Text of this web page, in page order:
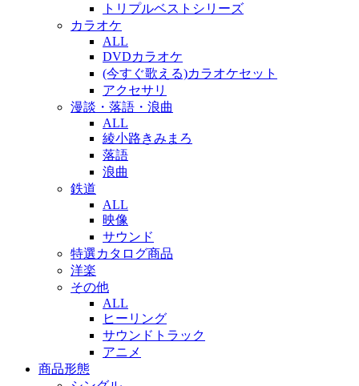
トリプルベストシリーズ
カラオケ
ALL
DVDカラオケ
(今すぐ歌える)カラオケセット
アクセサリ
漫談・落語・浪曲
ALL
綾小路きみまろ
落語
浪曲
鉄道
ALL
映像
サウンド
特選カタログ商品
洋楽
その他
ALL
ヒーリング
サウンドトラック
アニメ
商品形態